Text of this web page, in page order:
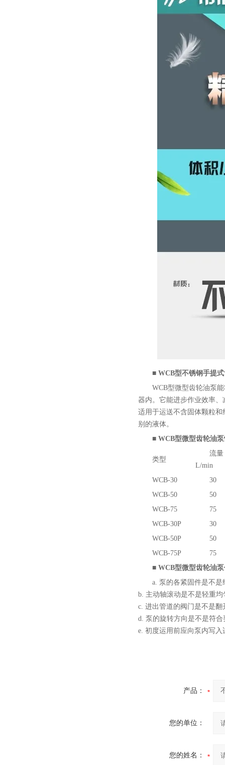
■ WCB型不锈钢手提
WCB型微型齿轮油泵
器内。它能进步作业效率
适用于运送不含固体颗粒
别的液体。
■ WCB型微型齿轮油
类型
流量
L/min
WCB-30
30
WCB-50
50
WCB-75
75
WCB-30P
30
WCB-50P
50
WCB-75P
75
■ WCB型微型齿轮油
a. 泵的各紧固件是不是
b. 主动轴滚动是不是轻重均
c. 进出管道的阀门是不是翻
d. 泵的旋转方向是不是符合
e. 初度运用前应向泵内写
产品：
您的单位：
您的姓名：